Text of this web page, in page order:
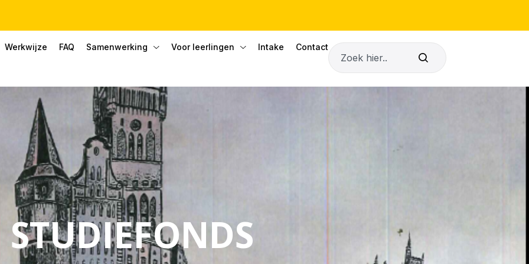
Werkwijze FAQ Samenwerking Voor leerlingen Intake ContactZoeken
STUDIEFONDS